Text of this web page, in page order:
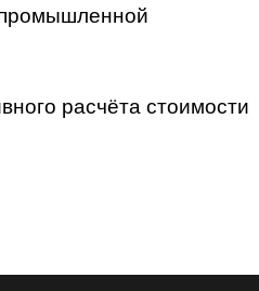
промышленной
расчёта стоимости